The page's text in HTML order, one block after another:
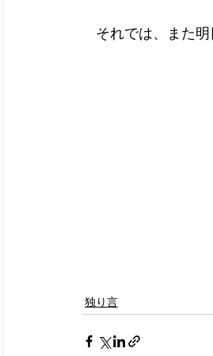
それでは、また明
独り言